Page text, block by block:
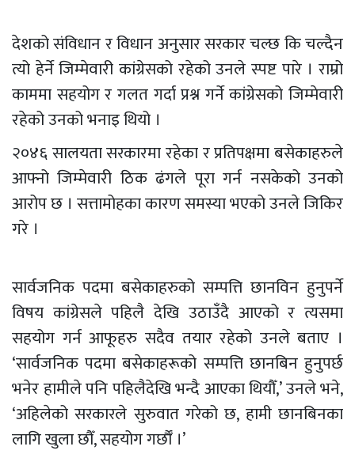
देशको संविधान र विधान अनुसार सरकार चल्छ कि चल्दैन
त्यो हेर्ने जिम्मेवारी कांग्रेसको रहेको उनले स्पष्ट पारे । राम्रो
काममा सहयोग र गलत गर्दा प्रश्न गर्ने कांग्रेसको जिम्मेवारी
रहेको उनको भनाइ थियो ।
२०४६ सालयता सरकारमा रहेका र प्रतिपक्षमा बसेकाहरुले
आफ्नो जिम्मेवारी ठिक ढंगले पूरा गर्न नसकेको उनको
आरोप छ । सत्तामोहका कारण समस्या भएको उनले जिकिर
गरे ।
सार्वजनिक पदमा बसेकाहरुको सम्पत्ति छानविन हुनुपर्ने
विषय कांग्रेसले पहिलै देखि उठाउँदै आएको र त्यसमा
सहयोग गर्न आफूहरु सदैव तयार रहेको उनले बताए ।
‘सार्वजनिक पदमा बसेकाहरूको सम्पत्ति छानबिन हुनुपर्छ
भनेर हामीले पनि पहिलैदेखि भन्दै आएका थियौँ,’ उनले भने,
‘अहिलेको सरकारले सुरुवात गरेको छ, हामी छानबिनका
लागि खुला छौँ, सहयोग गर्छाैँ ।’